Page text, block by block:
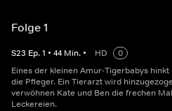
Folge 1
S23 Ep.1 • 44 Min. • HD
0
Eines der kleinen Amur-Tigerbabys
die Pfleger. Ein Tierarzt wird
verwöhnen Kate und Ben die frechen
Leckereien.